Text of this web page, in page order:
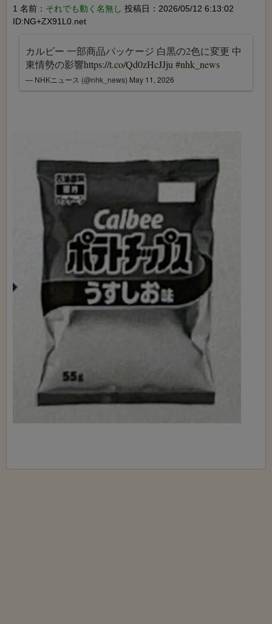
1 名前： それでも動く名無し 投稿日：2026/05/12 6:13:02
ID:NG+ZX91L0.net
カルビー 一部商品パッケージ 白黒の2色に変更 中
東情勢の影響https://t.co/Qd0zHcJJju#nhk_news
— NHKニュース (@nhk_news) May 11, 2026